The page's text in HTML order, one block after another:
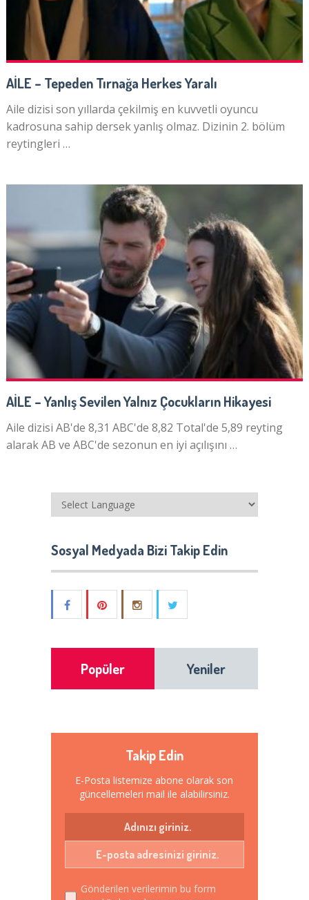
AİLE – Tepeden Tırnağa Herkes Yaralı
Aile dizisi son yıllarda çekilmiş en kuvvetli oyuncu
kadrosuna sahip dersek yanlış olmaz. Dizinin 2. bölüm
reytingleri …
AİLE – Yanlış Sevilen Yalnız Çocukların Hikayesi
Aile dizisi AB'de 8,31 ABC'de 8,82 Total'de 5,89 reyting
alarak AB ve ABC'de sezonun en iyi açılışını …
Sosyal Medyada Bizi Takip Edin
Popüler Yeniler
Takip Edin
E-Posta listemize abone olarak son
güncellemeleri mail ile alabilirsiniz.
Gönderilen verilerimin bu form